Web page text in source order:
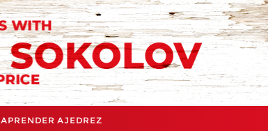
APRENDER AJEDREZ